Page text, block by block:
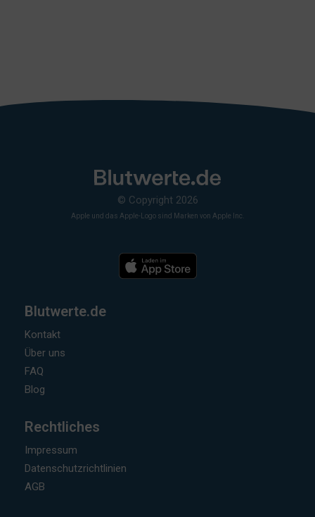
© Copyright 2026
Apple und das Apple-Logo sind Marken von Apple Inc.
Blutwerte.de
Kontakt
Über uns
FAQ
Blog
Rechtliches
Impressum
Datenschutzrichtlinien
AGB